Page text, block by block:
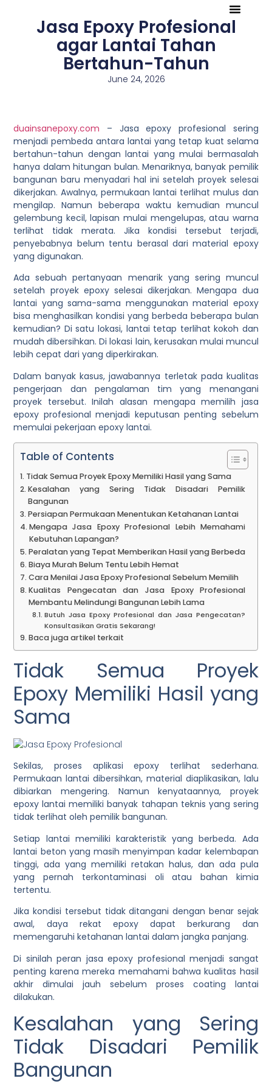
Jasa Epoxy Profesional
agar Lantai Tahan
Bertahun-Tahun
June 24, 2026
duainsanepoxy.com – Jasa epoxy profesional sering
menjadi pembeda antara lantai yang tetap kuat selama
bertahun-tahun dengan lantai yang mulai bermasalah
hanya dalam hitungan bulan. Menariknya, banyak pemilik
bangunan baru menyadari hal ini setelah proyek selesai
dikerjakan. Awalnya, permukaan lantai terlihat mulus dan
mengilap. Namun beberapa waktu kemudian muncul
gelembung kecil, lapisan mulai mengelupas, atau warna
terlihat tidak merata. Jika kondisi tersebut terjadi,
penyebabnya belum tentu berasal dari material epoxy
yang digunakan.
Ada sebuah pertanyaan menarik yang sering muncul
setelah proyek epoxy selesai dikerjakan. Mengapa dua
lantai yang sama-sama menggunakan material epoxy
bisa menghasilkan kondisi yang berbeda beberapa bulan
kemudian? Di satu lokasi, lantai tetap terlihat kokoh dan
mudah dibersihkan. Di lokasi lain, kerusakan mulai muncul
lebih cepat dari yang diperkirakan.
Dalam banyak kasus, jawabannya terletak pada kualitas
pengerjaan dan pengalaman tim yang menangani
proyek tersebut. Inilah alasan mengapa memilih jasa
epoxy profesional menjadi keputusan penting sebelum
memulai pekerjaan epoxy lantai.
Table of Contents
Tidak Semua Proyek Epoxy Memiliki Hasil yang Sama
Kesalahan yang Sering Tidak Disadari Pemilik
Bangunan
Persiapan Permukaan Menentukan Ketahanan Lantai
Mengapa Jasa Epoxy Profesional Lebih Memahami
Kebutuhan Lapangan?
Peralatan yang Tepat Memberikan Hasil yang Berbeda
Biaya Murah Belum Tentu Lebih Hemat
Cara Menilai Jasa Epoxy Profesional Sebelum Memilih
Kualitas Pengecatan dan Jasa Epoxy Profesional
Membantu Melindungi Bangunan Lebih Lama
Butuh Jasa Epoxy Profesional dan Jasa Pengecatan?
Konsultasikan Gratis Sekarang!
Baca juga artikel terkait
Tidak Semua Proyek
Epoxy Memiliki Hasil yang
Sama
Sekilas, proses aplikasi epoxy terlihat sederhana.
Permukaan lantai dibersihkan, material diaplikasikan, lalu
dibiarkan mengering. Namun kenyataannya, proyek
epoxy lantai memiliki banyak tahapan teknis yang sering
tidak terlihat oleh pemilik bangunan.
Setiap lantai memiliki karakteristik yang berbeda. Ada
lantai beton yang masih menyimpan kadar kelembapan
tinggi, ada yang memiliki retakan halus, dan ada pula
yang pernah terkontaminasi oli atau bahan kimia
tertentu.
Jika kondisi tersebut tidak ditangani dengan benar sejak
awal, daya rekat epoxy dapat berkurang dan
memengaruhi ketahanan lantai dalam jangka panjang.
Di sinilah peran jasa epoxy profesional menjadi sangat
penting karena mereka memahami bahwa kualitas hasil
akhir dimulai jauh sebelum proses coating lantai
dilakukan.
Kesalahan yang Sering
Tidak Disadari Pemilik
Bangunan